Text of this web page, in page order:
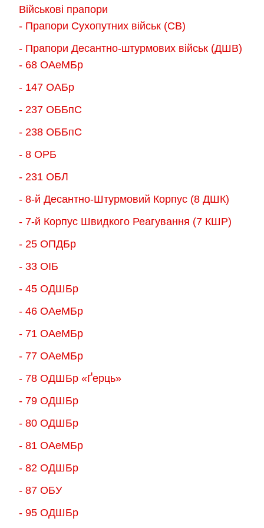
можна
вибрати
на
сторінці
товару
товару
Військові прапори
- Прапори Сухопутних військ (СВ)
- Прапори Десантно-штурмових військ (ДШВ)
- 68 ОАеМБр
- 147 ОАБр
- 237 ОББпС
- 238 ОББпС
- 8 ОРБ
- 231 ОБЛ
- 8-й Десантно-Штурмовий Корпус (8 ДШК)
- 7-й Корпус Швидкого Реагування (7 КШР)
- 25 ОПДБр
- 33 ОІБ
- 45 ОДШБр
- 46 ОАеМБр
- 71 ОАеМБр
- 77 ОАеМБр
- 78 ОДШБр «Ґерць»
- 79 ОДШБр
- 80 ОДШБр
- 81 ОАеМБр
- 82 ОДШБр
- 87 ОБУ
- 95 ОДШБр